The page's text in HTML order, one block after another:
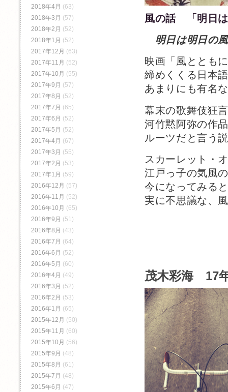
風の話 「明日
明日は明日の
映画「風ととも
締めくくる日本
あまりにも有名
幕末の歌舞伎狂
河竹黙阿弥の作
ルーツだと言う
スカーレット・
江戸っ子の気風
今になってみる
実に不思議な、
茂木彩海 17
2018年4月 (63)
2018年3月 (57)
2018年2月 (52)
2018年1月 (52)
2017年12月 (63)
2017年11月 (52)
2017年10月 (55)
2017年9月 (57)
2017年8月 (52)
2017年7月 (65)
2017年6月 (52)
2017年5月 (52)
2017年4月 (67)
2017年3月 (55)
2017年2月 (53)
2017年1月 (59)
2016年12月 (57)
2016年11月 (52)
2016年10月 (65)
2016年9月 (51)
2016年8月 (43)
2016年7月 (64)
2016年6月 (52)
2016年5月 (60)
2016年4月 (49)
2016年3月 (52)
2016年2月 (53)
2016年1月 (65)
2015年12月 (50)
2015年11月 (60)
2015年10月 (56)
2015年9月 (48)
2015年8月 (61)
2015年7月 (48)
2015年6月 (47)